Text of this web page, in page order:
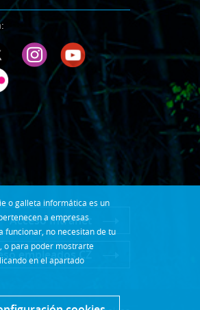
o galleta informática es un
a empresas
funcionar, no necesitan de tu
o para poder mostrarte
en el apartado
Acceso Intranet
empleados CZ